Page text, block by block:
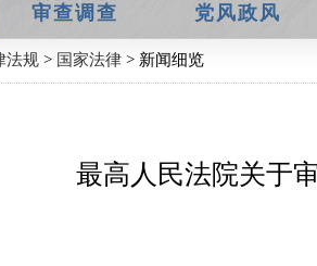
审查调查 党风政风
法规 > 国家法律 > 新闻细览
最高人民法院关于